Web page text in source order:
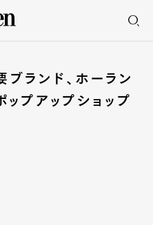
ランド、ホーラン
プアップショップ